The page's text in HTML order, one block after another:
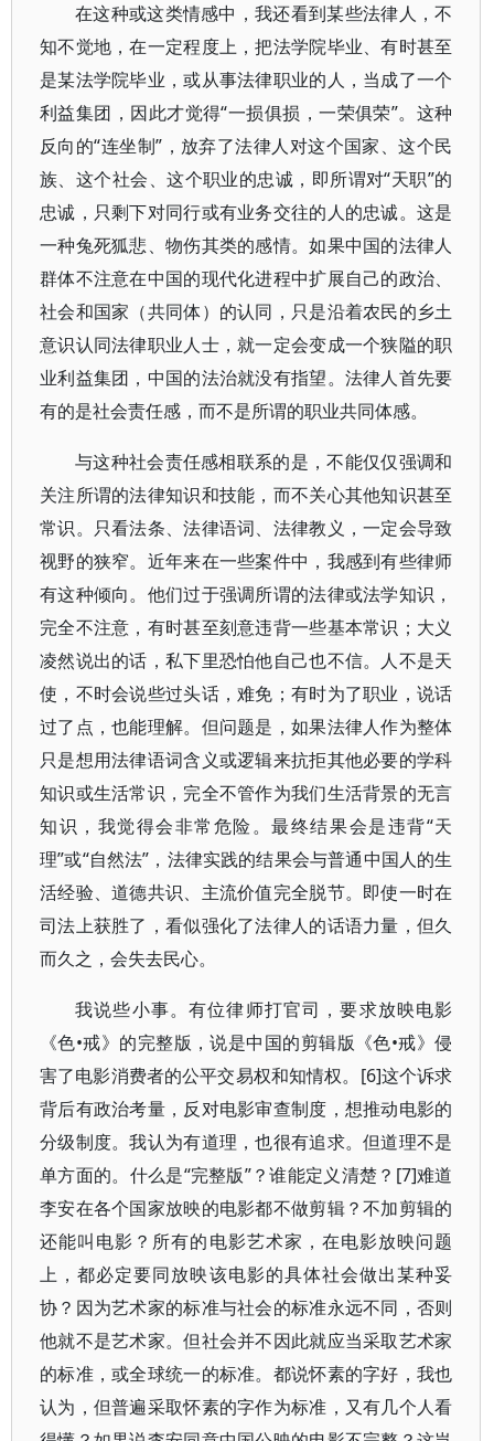
在这种或这类情感中，我还看到某些法律人，不
知不觉地，在一定程度上，把法学院毕业、有时甚至
是某法学院毕业，或从事法律职业的人，当成了一个
利益集团，因此才觉得“一损俱损，一荣俱荣”。这种
反向的“连坐制”，放弃了法律人对这个国家、这个民
族、这个社会、这个职业的忠诚，即所谓对“天职”的
忠诚，只剩下对同行或有业务交往的人的忠诚。这是
一种兔死狐悲、物伤其类的感情。如果中国的法律人
群体不注意在中国的现代化进程中扩展自己的政治、
社会和国家（共同体）的认同，只是沿着农民的乡土
意识认同法律职业人士，就一定会变成一个狭隘的职
业利益集团，中国的法治就没有指望。法律人首先要
有的是社会责任感，而不是所谓的职业共同体感。
与这种社会责任感相联系的是，不能仅仅强调和
关注所谓的法律知识和技能，而不关心其他知识甚至
常识。只看法条、法律语词、法律教义，一定会导致
视野的狭窄。近年来在一些案件中，我感到有些律师
有这种倾向。他们过于强调所谓的法律或法学知识，
完全不注意，有时甚至刻意违背一些基本常识；大义
凌然说出的话，私下里恐怕他自己也不信。人不是天
使，不时会说些过头话，难免；有时为了职业，说话
过了点，也能理解。但问题是，如果法律人作为整体
只是想用法律语词含义或逻辑来抗拒其他必要的学科
知识或生活常识，完全不管作为我们生活背景的无言
知识，我觉得会非常危险。最终结果会是违背“天
理”或“自然法”，法律实践的结果会与普通中国人的生
活经验、道德共识、主流价值完全脱节。即使一时在
司法上获胜了，看似强化了法律人的话语力量，但久
而久之，会失去民心。
我说些小事。有位律师打官司，要求放映电影
《色•戒》的完整版，说是中国的剪辑版《色•戒》侵
害了电影消费者的公平交易权和知情权。[6]这个诉求
背后有政治考量，反对电影审查制度，想推动电影的
分级制度。我认为有道理，也很有追求。但道理不是
单方面的。什么是“完整版”？谁能定义清楚？[7]难道
李安在各个国家放映的电影都不做剪辑？不加剪辑的
还能叫电影？所有的电影艺术家，在电影放映问题
上，都必定要同放映该电影的具体社会做出某种妥
协？因为艺术家的标准与社会的标准永远不同，否则
他就不是艺术家。但社会并不因此就应当采取艺术家
的标准，或全球统一的标准。都说怀素的字好，我也
认为，但普遍采取怀素的字作为标准，又有几个人看